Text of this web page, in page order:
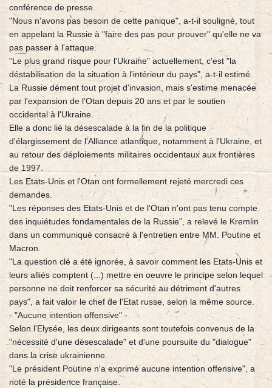
conférence de presse.
"Nous n'avons pas besoin de cette panique", a-t-il souligné, tout
en appelant la Russie à "faire des pas pour prouver" qu'elle ne va
pas passer à l'attaque.
"Le plus grand risque pour l'Ukraine" actuellement, c'est "la
déstabilisation de la situation à l'intérieur du pays", a-t-il estimé.
La Russie dément tout projet d'invasion, mais s'estime menacée
par l'expansion de l'Otan depuis 20 ans et par le soutien
occidental à l'Ukraine.
Elle a donc lié la désescalade à la fin de la politique
d'élargissement de l'Alliance atlantique, notamment à l'Ukraine, et
au retour des déploiements militaires occidentaux aux frontières
de 1997.
Les Etats-Unis et l'Otan ont formellement rejeté mercredi ces
demandes.
"Les réponses des Etats-Unis et de l'Otan n'ont pas tenu compte
des inquiétudes fondamentales de la Russie", a relevé le Kremlin
dans un communiqué consacré à l'entretien entre MM. Poutine et
Macron.
"La question clé a été ignorée, à savoir comment les Etats-Unis et
leurs alliés comptent (...) mettre en oeuvre le principe selon lequel
personne ne doit renforcer sa sécurité au détriment d'autres
pays", a fait valoir le chef de l'Etat russe, selon la même source.
- "Aucune intention offensive" -
Selon l'Elysée, les deux dirigeants sont toutefois convenus de la
"nécessité d'une désescalade" et d'une poursuite du "dialogue"
dans la crise ukrainienne.
"Le président Poutine n'a exprimé aucune intention offensive", a
noté la présidence française.